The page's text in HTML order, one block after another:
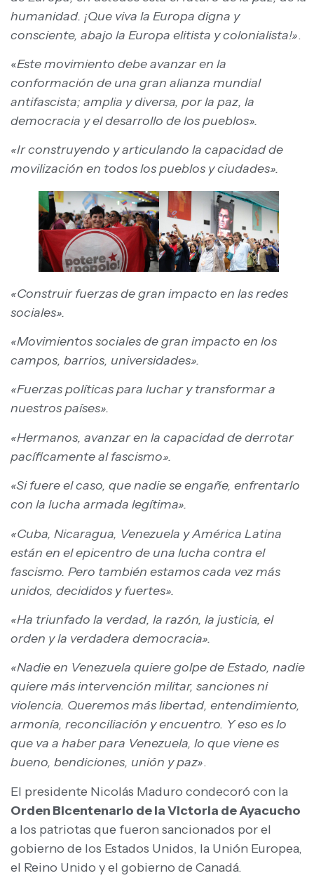
humanidad. ¡Que viva la Europa digna y
consciente, abajo la Europa elitista y colonialista!».
«Este movimiento debe avanzar en la
conformación de una gran alianza mundial
antifascista; amplia y diversa, por la paz, la
democracia y el desarrollo de los pueblos».
«Ir construyendo y articulando la capacidad de
movilización en todos los pueblos y ciudades».
«Construir fuerzas de gran impacto en las redes
sociales».
«Movimientos sociales de gran impacto en los
campos, barrios, universidades».
«Fuerzas políticas para luchar y transformar a
nuestros países».
«Hermanos, avanzar en la capacidad de derrotar
pacíficamente al fascismo».
«Si fuere el caso, que nadie se engañe, enfrentarlo
con la lucha armada legítima».
«Cuba, Nicaragua, Venezuela y América Latina
están en el epicentro de una lucha contra el
fascismo. Pero también estamos cada vez más
unidos, decididos y fuertes».
«Ha triunfado la verdad, la razón, la justicia, el
orden y la verdadera democracia».
«Nadie en Venezuela quiere golpe de Estado, nadie
quiere más intervención militar, sanciones ni
violencia. Queremos más libertad, entendimiento,
armonía, reconciliación y encuentro. Y eso es lo
que va a haber para Venezuela, lo que viene es
bueno, bendiciones, unión y paz».
El presidente Nicolás Maduro condecoró con la
Orden Bicentenario de la Victoria de Ayacucho
a los patriotas que fueron sancionados por el
gobierno de los Estados Unidos, la Unión Europea,
el Reino Unido y el gobierno de Canadá.